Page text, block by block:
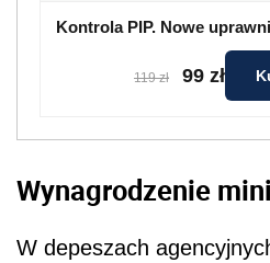
Kontrola PIP. Nowe
119 zł 99 zł
Wynagrodzenie
W depeszach